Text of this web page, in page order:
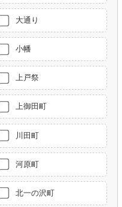
大通り
小幡
上戸祭
上御田町
川田町
河原町
北一の沢町